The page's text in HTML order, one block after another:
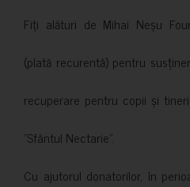
Fiți alături de Mihai Neșu
(plată recurentă) pentru
recuperare pentru copii și
”Sfântul Nectarie”.
Cu ajutorul donatorilor, în